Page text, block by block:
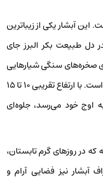
این آبشار یکی از زیباترین
دل طبیعت بکر البرز جای
صخره‌های سنگی شیارهایی
زیبا ایجاد کرده و منظره‌ای چشم‌نواز را پدید آورده است. با ارتفاع تقریبی ۱۰ تا ۱۵
اوج خود می‌رسد، جلوه‌ای
در روزهای گرم تابستان،
آبشار نیز فضایی آرام و